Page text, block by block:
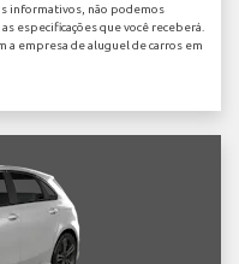
informativos, não podemos
especificações que você receberá.
a empresa de aluguel de carros em